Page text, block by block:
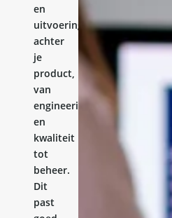
en
uitvoering
achter
je
product,
van
engineering
en
kwaliteit
tot
beheer.
Dit
past